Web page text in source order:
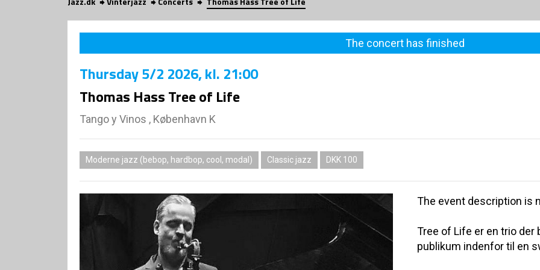
The concert has finished
Thursday5/2 2026, kl. 21:00
Thomas Hass Tree of Life
Tango y Vinos , København K
Moderne jazz (bebop, hardbop, cool, modal) Classic jazz DKK 100
The event description is
Tree of Life er en trio der
publikum indenfor til en